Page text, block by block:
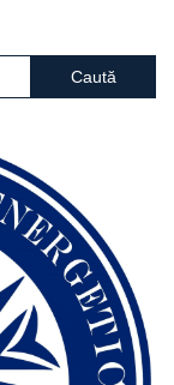
Caută
după: